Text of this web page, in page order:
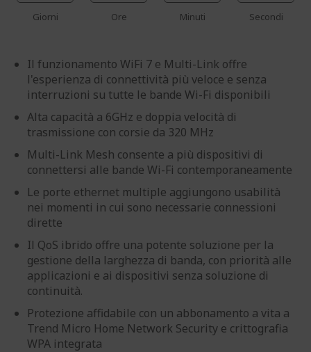
Giorni Ore Minuti Secondi
Il funzionamento WiFi 7 e Multi-Link offre
l'esperienza di connettività più veloce e senza
interruzioni su tutte le bande Wi-Fi disponibili
Alta capacità a 6GHz e doppia velocità di
trasmissione con corsie da 320 MHz
Multi-Link Mesh consente a più dispositivi di
connettersi alle bande Wi-Fi contemporaneamente
Le porte ethernet multiple aggiungono usabilità
nei momenti in cui sono necessarie connessioni
dirette
Il QoS ibrido offre una potente soluzione per la
gestione della larghezza di banda, con priorità alle
applicazioni e ai dispositivi senza soluzione di
continuità.
Protezione affidabile con un abbonamento a vita a
Trend Micro Home Network Security e crittografia
WPA integrata